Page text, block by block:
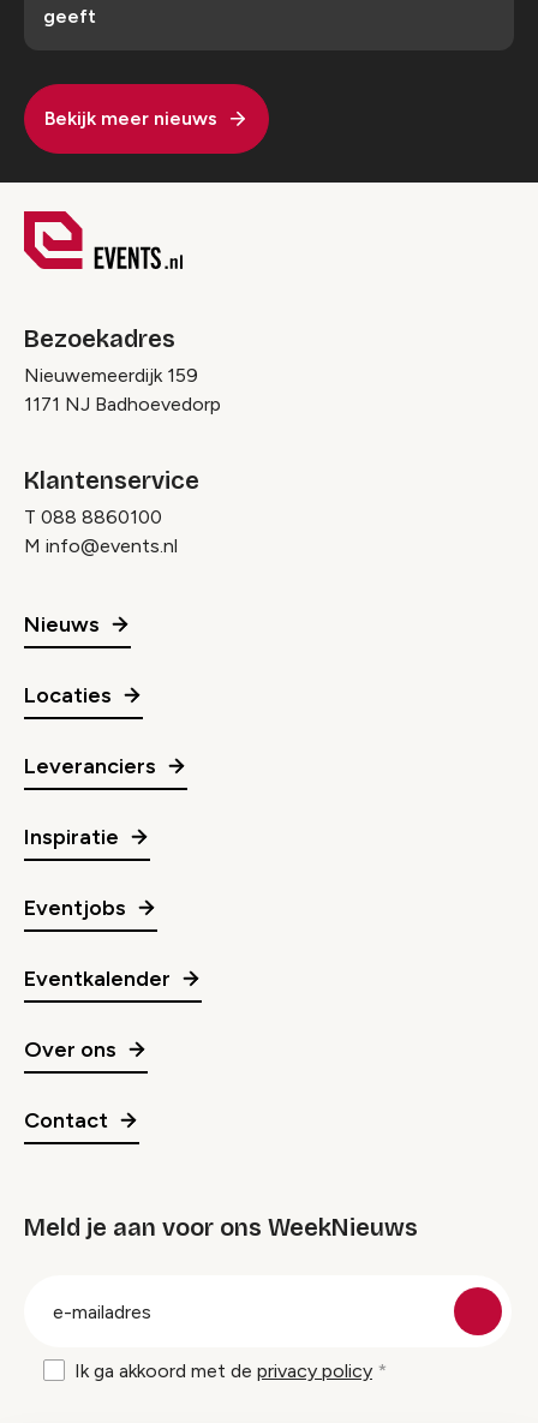
geeft
Bekijk meer nieuws
Bezoekadres
Nieuwemeerdijk 159
1171 NJ Badhoevedorp
Klantenservice
T 088 8860100
M info@events.nl
Nieuws
Locaties
Leveranciers
Inspiratie
Eventjobs
Eventkalender
Over ons
Contact
Meld je aan voor ons WeekNieuws
Ik ga akkoord met de privacy policy